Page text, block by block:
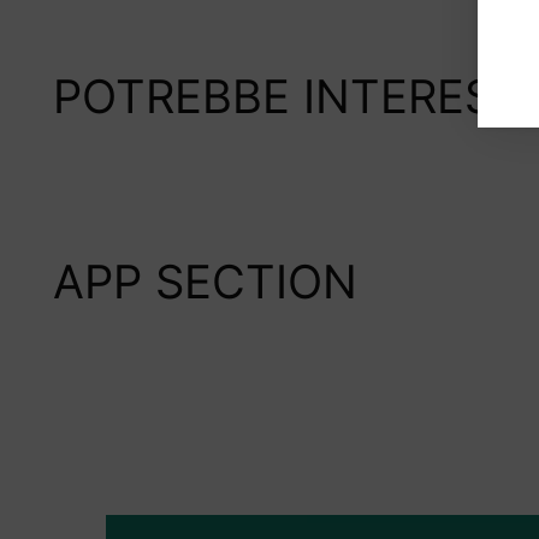
POTREBBE
APP SECTION